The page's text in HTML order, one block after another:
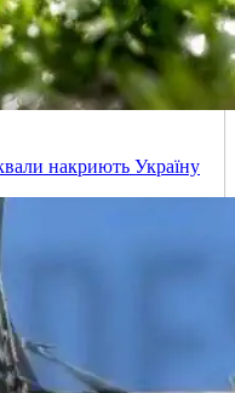
накриють Україну